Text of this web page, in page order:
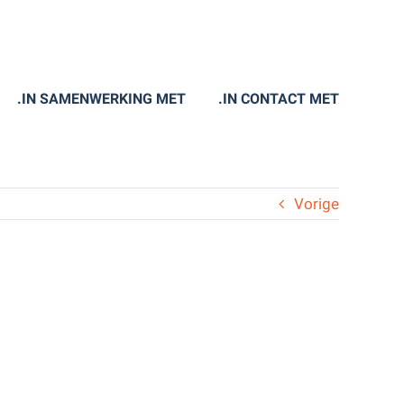
.IN SAMENWERKING MET .IN CONTACT MET
Vorige